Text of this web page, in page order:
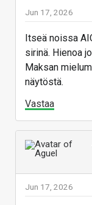
Jun 17, 2026
Itseä noissa
sirinä. Hienoa
Maksan
näytöstä.
Vastaa
Jun 17, 2026